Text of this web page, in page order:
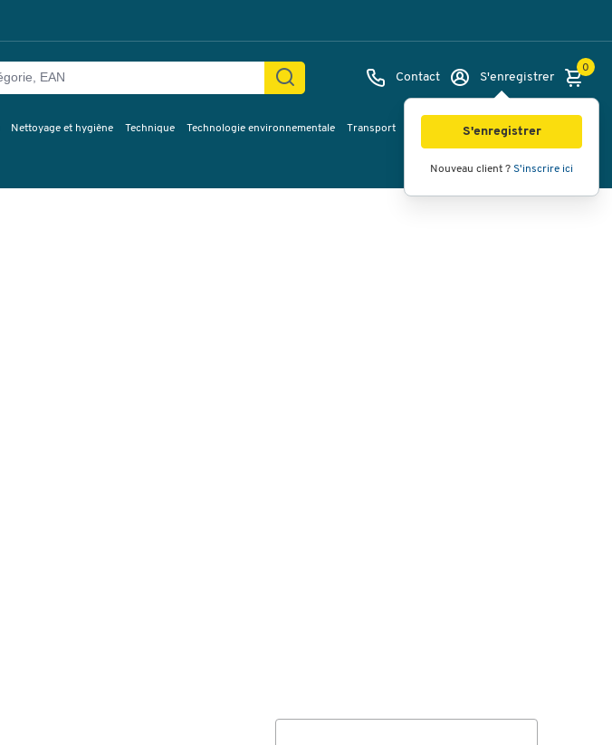
Contact S'enregistrer
S'enregistrer
Nouveau client ? S'inscrire ici
0
Nettoyage et hygiène Technique Technologie environnementale Transport Services & planification Inspiration
Images Vidéos Vue à 360